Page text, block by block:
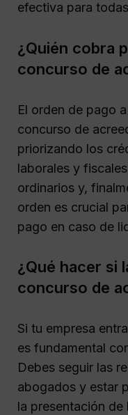
efectiva para
¿Quién cobra
concurso de
El orden de pago
concurso de
priorizando los
laborales y
ordinarios y,
orden es crucial
pago en caso de
¿Qué hacer si
concurso de
Si tu empresa
es fundamental
Debes seguir las
abogados y estar
la presentación de